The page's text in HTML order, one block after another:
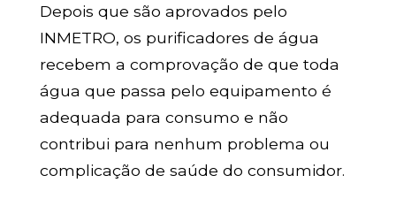
Depois que são aprovados pelo
INMETRO, os purificadores de água
recebem a comprovação de que toda
água que passa pelo equipamento é
adequada para consumo e não
contribui para nenhum problema ou
complicação de saúde do consumidor.